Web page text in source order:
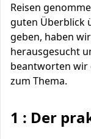
Reisen
guten Überblick
geben, haben
herausgesucht
beantworten wir
zum Thema.
1 : Der